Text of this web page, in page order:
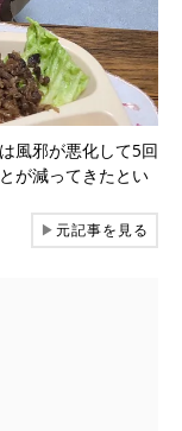
風邪が悪化して5回
が減ってきたとい
▶元記事を見る